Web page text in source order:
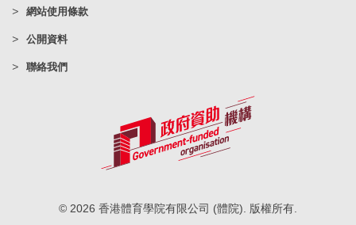
網站使用條款
公開資料
聯絡我們
© 2026 香港體育學院有限公司 (體院). 版權所有.